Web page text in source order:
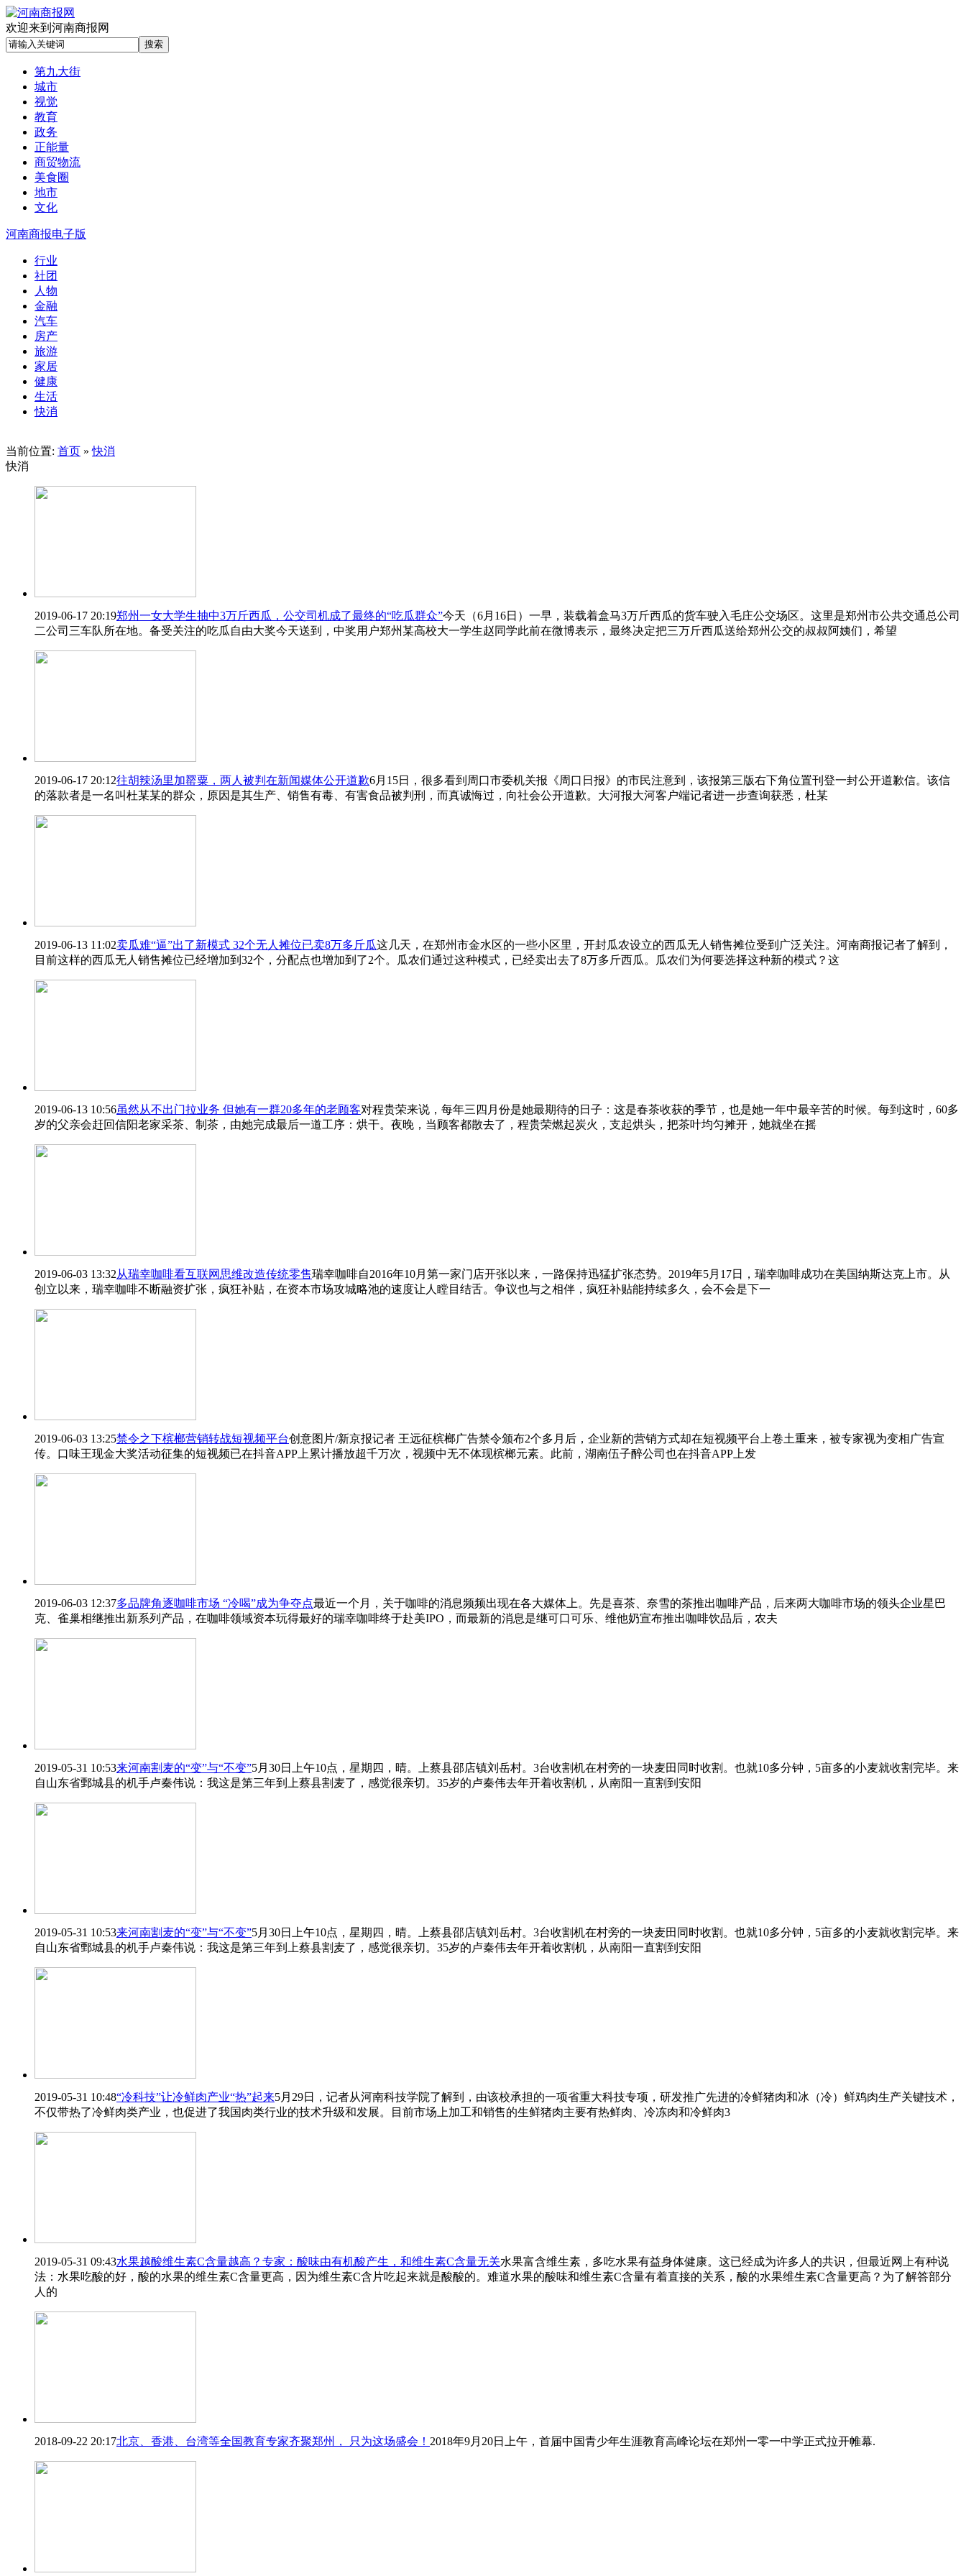
欢迎来到河南商报网
第九大街
城市
视觉
教育
政务
正能量
商贸物流
美食圈
地市
文化
河南商报电子版
行业
社团
人物
金融
汽车
房产
旅游
家居
健康
生活
快消
当前位置: 首页 »快消
快消
2019-06-17 20:19郑州一女大学生抽中3万斤西瓜，公交司机成了最终的“吃瓜群众”今天（6月16日）一早，装载着盒马3万斤西瓜的货车驶入毛庄公交场区。这里是郑州市公共交通总公司
二公司三车队所在地。备受关注的吃瓜自由大奖今天送到，中奖用户郑州某高校大一学生赵同学此前在微博表示，最终决定把三万斤西瓜送给郑州公交的叔叔阿姨们，希望
2019-06-17 20:12往胡辣汤里加罂粟，两人被判在新闻媒体公开道歉6月15日，很多看到周口市委机关报《周口日报》的市民注意到，该报第三版右下角位置刊登一封公开道歉信。该信
的落款者是一名叫杜某某的群众，原因是其生产、销售有毒、有害食品被判刑，而真诚悔过，向社会公开道歉。大河报大河客户端记者进一步查询获悉，杜某
2019-06-13 11:02卖瓜难“逼”出了新模式 32个无人摊位已卖8万多斤瓜这几天，在郑州市金水区的一些小区里，开封瓜农设立的西瓜无人销售摊位受到广泛关注。河南商报记者了解到，
目前这样的西瓜无人销售摊位已经增加到32个，分配点也增加到了2个。瓜农们通过这种模式，已经卖出去了8万多斤西瓜。瓜农们为何要选择这种新的模式？这
2019-06-13 10:56虽然从不出门拉业务 但她有一群20多年的老顾客对程贵荣来说，每年三四月份是她最期待的日子：这是春茶收获的季节，也是她一年中最辛苦的时候。每到这时，60多
岁的父亲会赶回信阳老家采茶、制茶，由她完成最后一道工序：烘干。夜晚，当顾客都散去了，程贵荣燃起炭火，支起烘头，把茶叶均匀摊开，她就坐在摇
2019-06-03 13:32从瑞幸咖啡看互联网思维改造传统零售瑞幸咖啡自2016年10月第一家门店开张以来，一路保持迅猛扩张态势。2019年5月17日，瑞幸咖啡成功在美国纳斯达克上市。从
创立以来，瑞幸咖啡不断融资扩张，疯狂补贴，在资本市场攻城略池的速度让人瞠目结舌。争议也与之相伴，疯狂补贴能持续多久，会不会是下一
2019-06-03 13:25禁令之下槟榔营销转战短视频平台创意图片/新京报记者 王远征槟榔广告禁令颁布2个多月后，企业新的营销方式却在短视频平台上卷土重来，被专家视为变相广告宣
传。口味王现金大奖活动征集的短视频已在抖音APP上累计播放超千万次，视频中无不体现槟榔元素。此前，湖南伍子醉公司也在抖音APP上发
2019-06-03 12:37多品牌角逐咖啡市场 “冷喝”成为争夺点最近一个月，关于咖啡的消息频频出现在各大媒体上。先是喜茶、奈雪的茶推出咖啡产品，后来两大咖啡市场的领头企业星巴
克、雀巢相继推出新系列产品，在咖啡领域资本玩得最好的瑞幸咖啡终于赴美IPO，而最新的消息是继可口可乐、维他奶宣布推出咖啡饮品后，农夫
2019-05-31 10:53来河南割麦的“变”与“不变”5月30日上午10点，星期四，晴。上蔡县邵店镇刘岳村。3台收割机在村旁的一块麦田同时收割。也就10多分钟，5亩多的小麦就收割完毕。来
自山东省鄄城县的机手卢秦伟说：我这是第三年到上蔡县割麦了，感觉很亲切。35岁的卢秦伟去年开着收割机，从南阳一直割到安阳
2019-05-31 10:53来河南割麦的“变”与“不变”5月30日上午10点，星期四，晴。上蔡县邵店镇刘岳村。3台收割机在村旁的一块麦田同时收割。也就10多分钟，5亩多的小麦就收割完毕。来
自山东省鄄城县的机手卢秦伟说：我这是第三年到上蔡县割麦了，感觉很亲切。35岁的卢秦伟去年开着收割机，从南阳一直割到安阳
2019-05-31 10:48“冷科技”让冷鲜肉产业“热”起来5月29日，记者从河南科技学院了解到，由该校承担的一项省重大科技专项，研发推广先进的冷鲜猪肉和冰（冷）鲜鸡肉生产关键技术，
不仅带热了冷鲜肉类产业，也促进了我国肉类行业的技术升级和发展。目前市场上加工和销售的生鲜猪肉主要有热鲜肉、冷冻肉和冷鲜肉3
2019-05-31 09:43水果越酸维生素C含量越高？专家：酸味由有机酸产生，和维生素C含量无关水果富含维生素，多吃水果有益身体健康。这已经成为许多人的共识，但最近网上有种说
法：水果吃酸的好，酸的水果的维生素C含量更高，因为维生素C含片吃起来就是酸酸的。难道水果的酸味和维生素C含量有着直接的关系，酸的水果维生素C含量更高？为了解答部分
人的
2018-09-22 20:17北京、香港、台湾等全国教育专家齐聚郑州， 只为这场盛会！ 2018年9月20日上午，首届中国青少年生涯教育高峰论坛在郑州一零一中学正式拉开帷幕.